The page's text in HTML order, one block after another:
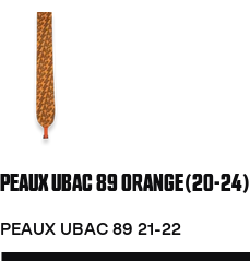
Aller à la diapositive 2
PEAUX UBAC 89 ORANGE(20-24)
PEAUX UBAC 89 21-22